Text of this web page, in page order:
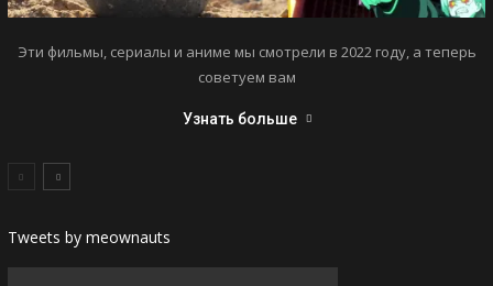
Эти фильмы, сериалы и аниме мы смотрели в 2022 году, а теперь
советуем вам
Узнать больше
Tweets by meownauts